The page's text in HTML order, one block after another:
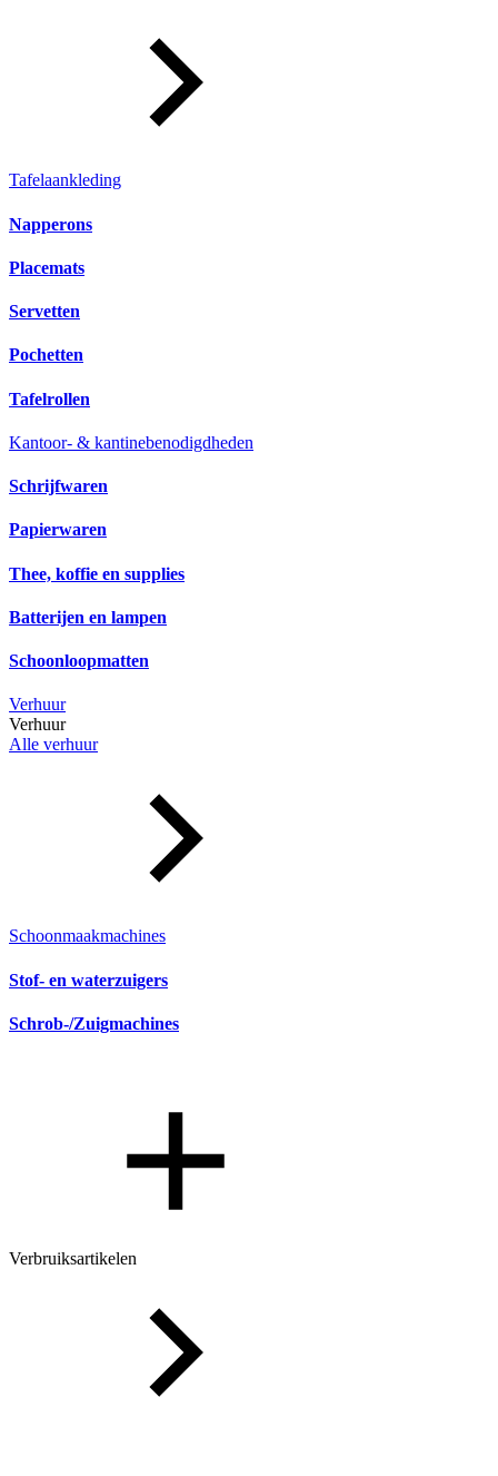
Tafelaankleding
Napperons
Placemats
Servetten
Pochetten
Tafelrollen
Kantoor- & kantinebenodigdheden
Schrijfwaren
Papierwaren
Thee, koffie en supplies
Batterijen en lampen
Schoonloopmatten
Verhuur
Verhuur
Alle verhuur
Schoonmaakmachines
Stof- en waterzuigers
Schrob-/Zuigmachines
Verbruiksartikelen